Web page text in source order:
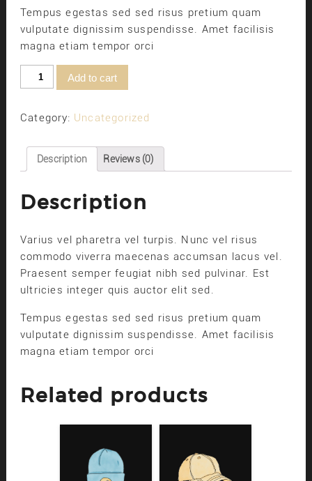
Tempus egestas sed sed risus pretium quam
vulputate dignissim suspendisse. Amet facilisis
magna etiam tempor orci
shaped
quantity
Add to cart
Category: Uncategorized
Description Reviews (0)
Description
Varius vel pharetra vel turpis. Nunc vel risus
commodo viverra maecenas accumsan lacus vel.
Praesent semper feugiat nibh sed pulvinar. Est
ultricies integer quis auctor elit sed.
Tempus egestas sed sed risus pretium quam
vulputate dignissim suspendisse. Amet facilisis
magna etiam tempor orci
Related products